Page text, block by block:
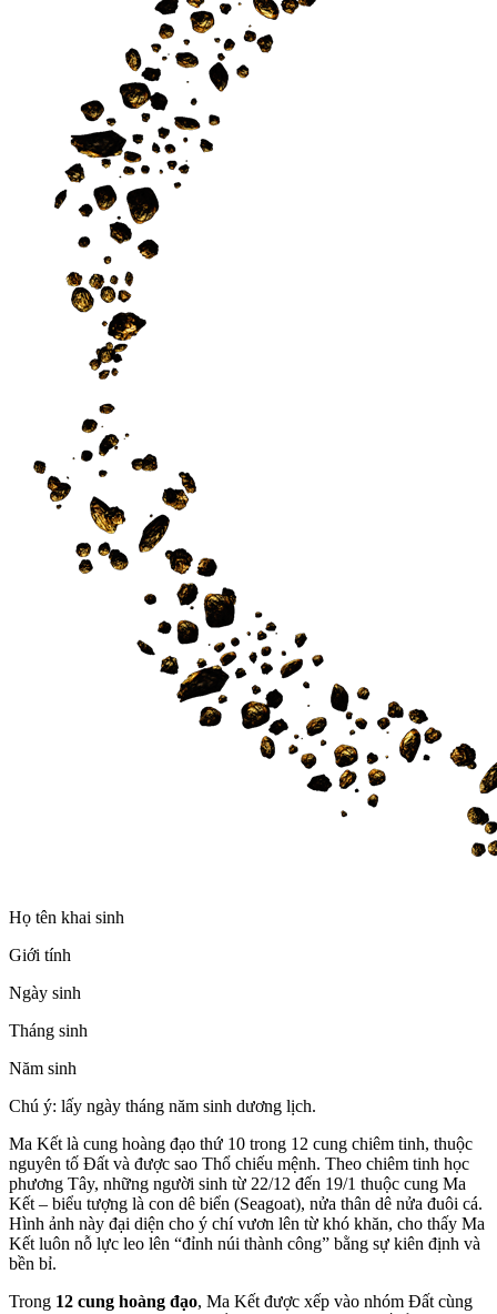
Họ tên khai sinh
Giới tính
Ngày sinh
Tháng sinh
Năm sinh
Chú ý: lấy ngày tháng năm sinh dương lịch.
Ma Kết là cung hoàng đạo thứ 10 trong 12 cung chiêm tinh, thuộc
nguyên tố Đất và được sao Thổ chiếu mệnh. Theo chiêm tinh học
phương Tây, những người sinh từ 22/12 đến 19/1 thuộc cung Ma
Kết – biểu tượng là con dê biển (Seagoat), nửa thân dê nửa đuôi cá.
Hình ảnh này đại diện cho ý chí vươn lên từ khó khăn, cho thấy Ma
Kết luôn nỗ lực leo lên “đỉnh núi thành công” bằng sự kiên định và
bền bỉ.
Trong 12 cung hoàng đạo, Ma Kết được xếp vào nhóm Đất cùng